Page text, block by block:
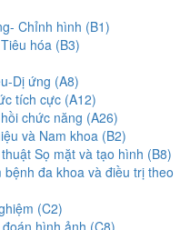
Chỉnh hình (B1)
hóa (B3)
Dị ứng (A8)
tích cực (A12)
chức năng (A26)
và Nam khoa (B2)
Sọ mặt và tạo hình (B8)
bệnh đa khoa và điều trị theo
(C2)
hình ảnh (C8)